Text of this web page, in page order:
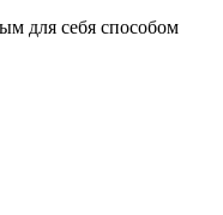
для себя способом